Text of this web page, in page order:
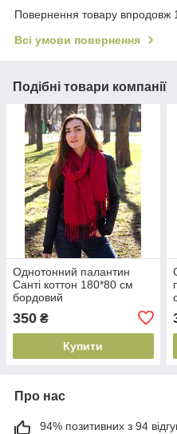
Повернення товару впродовж
Всі умови повернення
Подібні товари компанії
Однотонний палантин
Санті коттон 180*80 см
бордовий
350 ₴
Купити
Про нас
94% позитивних з 94